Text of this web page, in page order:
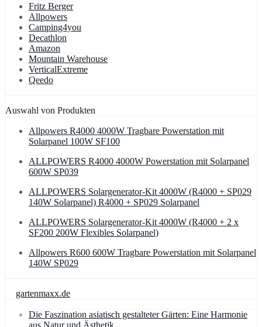
Fritz Berger
Allpowers
Camping4you
Decathlon
Amazon
Mountain Warehouse
VerticalExtreme
Qeedo
Auswahl von Produkten
Allpowers R4000 4000W Tragbare Powerstation mit
Solarpanel 100W SF100
ALLPOWERS R4000 4000W Powerstation mit Solarpanel
600W SP039
ALLPOWERS Solargenerator-Kit 4000W (R4000 + SP029
140W Solarpanel) R4000 + SP029 Solarpanel
ALLPOWERS Solargenerator-Kit 4000W (R4000 + 2 x
SF200 200W Flexibles Solarpanel)
Allpowers R600 600W Tragbare Powerstation mit Solarpanel
140W SP029
gartenmaxx.de
Die Faszination asiatisch gestalteter Gärten: Eine Harmonie
aus Natur und Ästhetik